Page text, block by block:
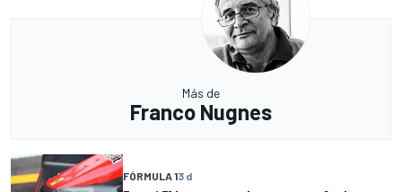
Más de
Franco Nugnes
FÓRMULA 13 d